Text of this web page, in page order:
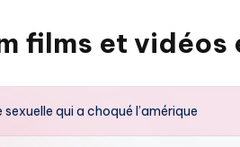
films et vidéos
qui a choqué l’amérique